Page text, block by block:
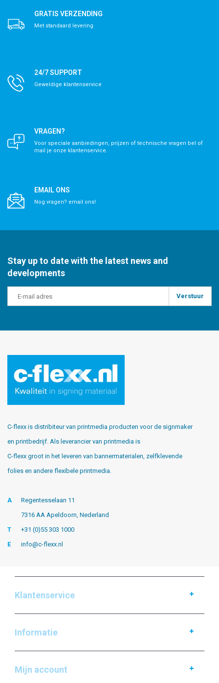
GRATIS VERZENDING
Met standaard levering
24/7 SUPPORT
Geweldige klantenservice
VRAGEN?
Voor speciale aanbiedingen, prijzen of technische vragen bel of
mail je onze klantenservice.
EMAIL ONS
Nog vragen? email ons!
Stay up to date with the latest news and
developments
Verstuur
C-flexx is distribiteur van printmedia producten voor de signmaker
en printbedrijf. Als leverancier van printmedia is
C-flexx groot in het leveren van bannermaterialen, zelfklevende
folies en andere flexibele printmedia.
A
Regentesselaan 11
7316 AA Apeldoorn, Nederland
T
+31 (0)55 303 1000
E
info@c-flexx.nl
Klantenservice
Informatie
Mijn account